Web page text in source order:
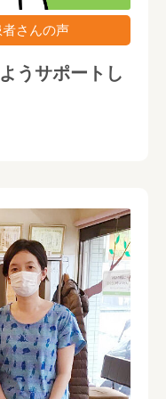
さんの声
うサポートし